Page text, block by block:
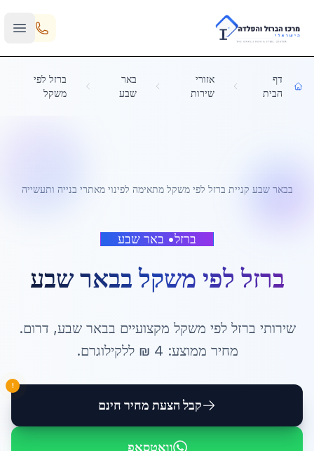
Skip to main content
דף
הבית
אזורי
שירות
באר
שבע
ברזל לפי
משקל
ברזל• באר שבע
ברזל לפי משקלבבאר שבע
שירותי ברזל לפי משקל מקצועיים בבאר שבע, דרום.
מחיר ממוצע: 4 ₪ ללקילוגרם.
קבל הצעת מחיר חינם
!
וואטסאפ
בבאר שבע קניית ברזל לפי משקל מתאימה לפינוי מאתרי בנייה ותעשייה